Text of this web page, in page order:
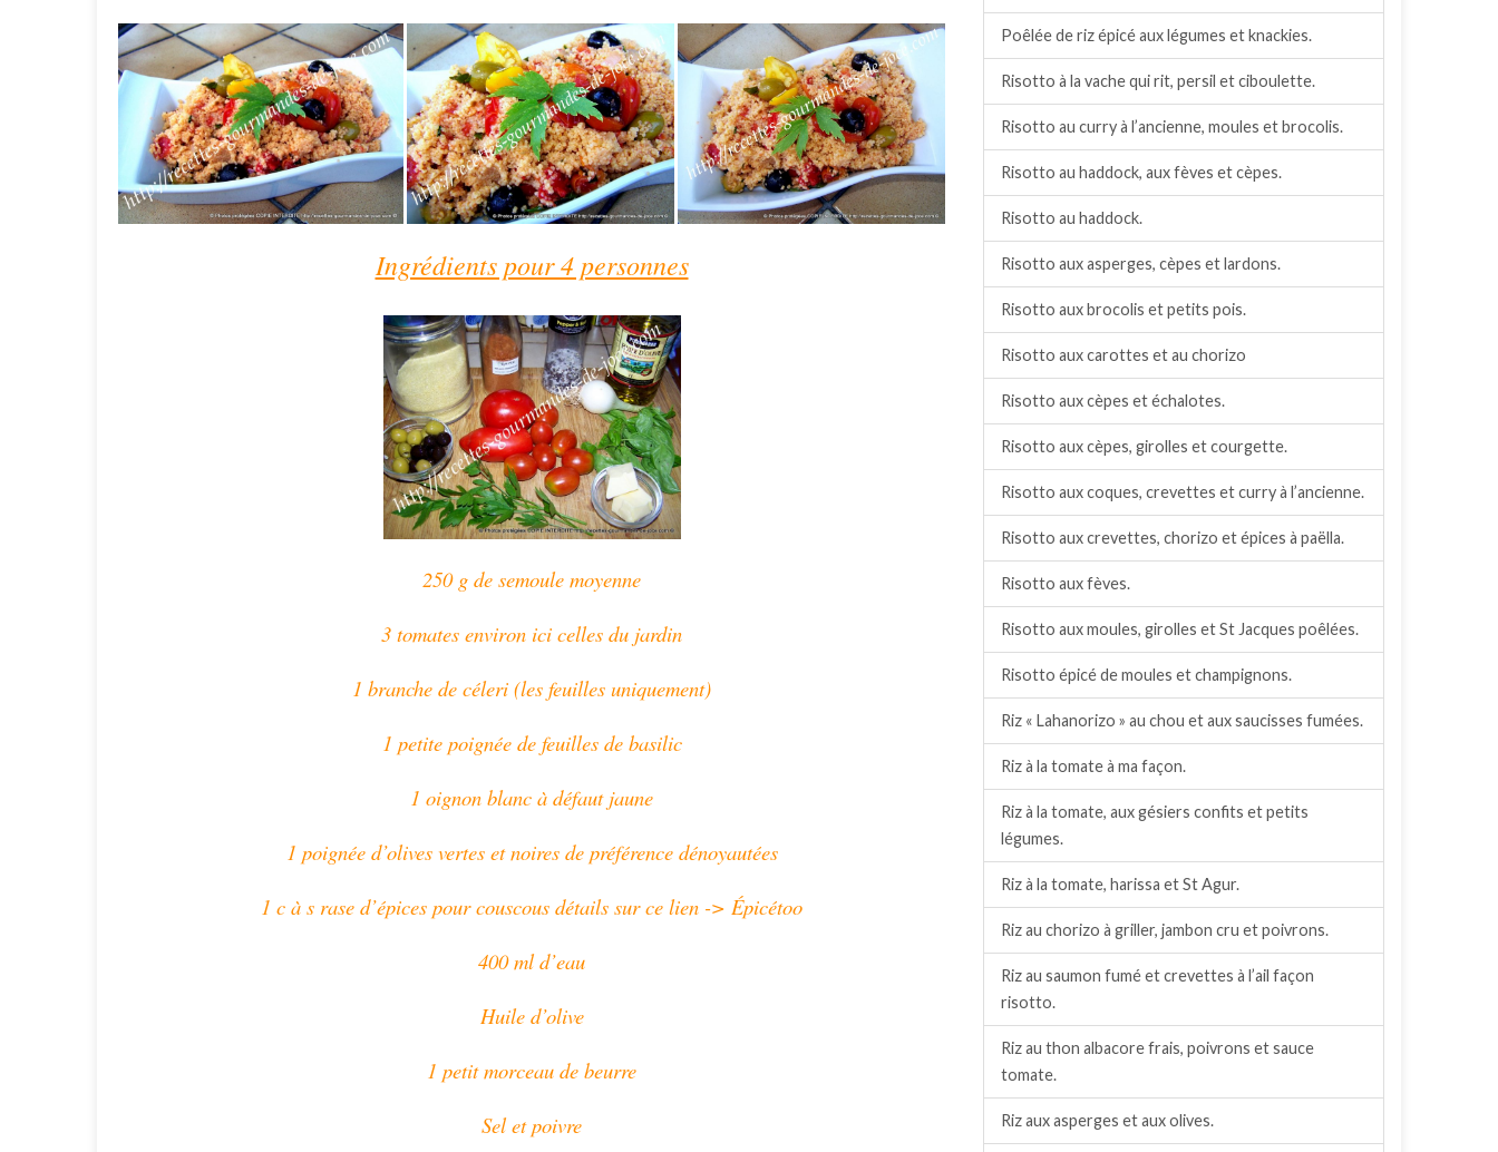
Ingrédients pour 4 personnes
250 g de semoule moyenne
3 tomates environ ici celles du jardin
1 branche de céleri (les feuilles uniquement)
1 petite poignée de feuilles de basilic
1 oignon blanc à défaut jaune
1 poignée d’olives vertes et noires de préférence dénoyautées
1 c à s rase d’épices pour couscous détails sur ce lien -> Épicétoo
400 ml d’eau
Huile d’olive
1 petit morceau de beurre
Sel et poivre
Poêlée de riz épicé aux légumes et knackies.
Risotto à la vache qui rit, persil et ciboulette.
Risotto au curry à l’ancienne, moules et brocolis.
Risotto au haddock, aux fèves et cèpes.
Risotto au haddock.
Risotto aux asperges, cèpes et lardons.
Risotto aux brocolis et petits pois.
Risotto aux carottes et au chorizo
Risotto aux cèpes et échalotes.
Risotto aux cèpes, girolles et courgette.
Risotto aux coques, crevettes et curry à l’ancienne.
Risotto aux crevettes, chorizo et épices à paëlla.
Risotto aux fèves.
Risotto aux moules, girolles et St Jacques poêlées.
Risotto épicé de moules et champignons.
Riz « Lahanorizo » au chou et aux saucisses fumées.
Riz à la tomate à ma façon.
Riz à la tomate, aux gésiers confits et petits
légumes.
Riz à la tomate, harissa et St Agur.
Riz au chorizo à griller, jambon cru et poivrons.
Riz au saumon fumé et crevettes à l’ail façon
risotto.
Riz au thon albacore frais, poivrons et sauce
tomate.
Riz aux asperges et aux olives.